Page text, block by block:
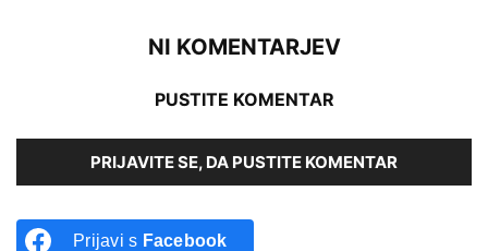
NI KOMENTARJEV
PUSTITE KOMENTAR
PRIJAVITE SE, DA PUSTITE KOMENTAR
Prijavi s Facebook